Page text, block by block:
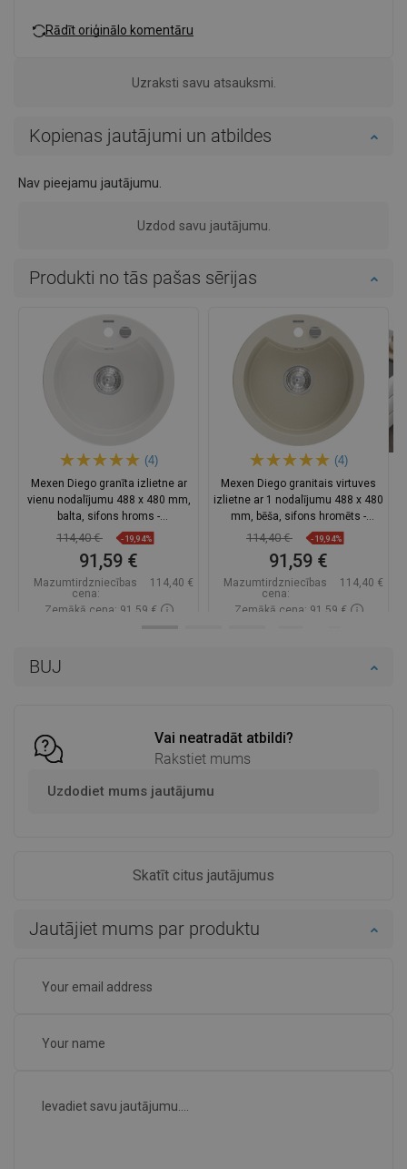
BUJ
Vai neatradāt atbildi?
Rakstiet mums
Uzdodiet mums jautājumu
Skatīt citus jautājumus
Rādīt oriģinālo komentāru
Uzraksti savu atsauksmi.
Kopienas jautājumi un atbildes
Nav pieejamu jautājumu.
Uzdod savu jautājumu.
Jautājiet mums par produktu
Produkti no tās pašas sērijas
(4)
Mexen Diego granīta izlietne ar
vienu nodalījumu 488 x 480 mm,
balta, sifons hroms -
6512481000-20
114,40 € -19,94%
91,59 €
Mazumtirdzniecības
cena:
114,40 €
Zemākā cena: 91,59 €
(4)
Mexen Diego granitais virtuves
izlietne ar 1 nodalījumu 488 x 480
mm, bēša, sifons hromēts -
6512481000-69
114,40 € -19,94%
91,59 €
Mazumtirdzniecības
cena:
114,40 €
Zemākā cena: 91,59 €